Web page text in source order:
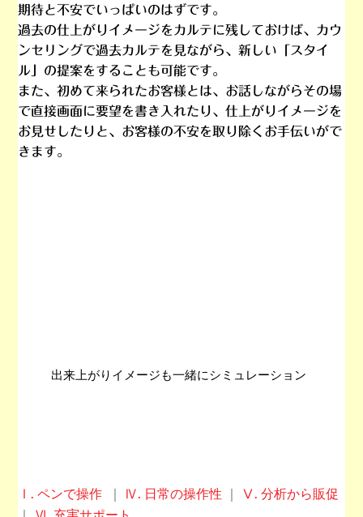
期待と不安でいっぱいのはずです。
過去の仕上がりイメージをカルテに残しておけば、カウ
ンセリングで過去カルテを見ながら、新しい「スタイ
ル」 の提案をすることも可能です。
また、初めて来られたお客様とは、お話しながらその場
で直接画面に要望を書き入れたり、仕上がりイメージを
お見せしたりと、お客様の不安を取り除くお手伝いがで
きます。
出来上がりイメージも一緒にシミュレーション
Ⅰ. ペンで操作 ｜ Ⅳ. 日常の操作性 ｜ Ⅴ. 分析から販促